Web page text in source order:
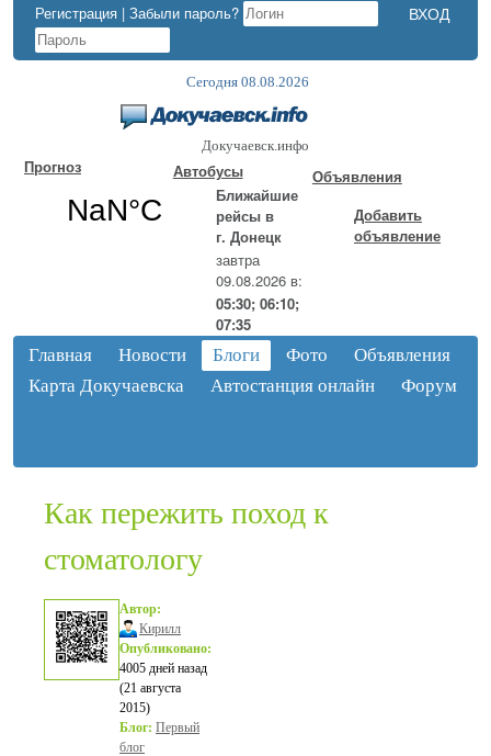
Регистрация | Забыли пароль?
Сегодня 08.08.2026
Докучаевск.инфо
Прогноз
Автобусы
Ближайшие
рейсы в
г. Донецк
завтра
09.08.2026 в:
05:30; 06:10;
07:35
Объявления
Добавить
объявление
Главная Новости Блоги Фото
Объявления
Карта Докучаевска
Автостанция онлайн Форум
Как пережить поход к
стоматологу
Автор:
Кирилл
Опубликовано:
4005 дней назад
(21 августа
2015)
Блог: Первый
блог